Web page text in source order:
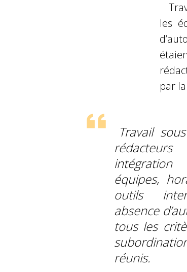
les
par
Travail
équipes,
outils
absence
tous les
réunis.